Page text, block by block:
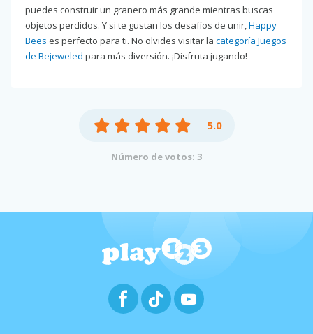
puedes construir un granero más grande mientras buscas
objetos perdidos. Y si te gustan los desafíos de unir,Happy
Bees es perfecto para ti. No olvides visitar la categoría Juegos
de Bejeweled para más diversión. ¡Disfruta jugando!
5.0
Número de votos: 3